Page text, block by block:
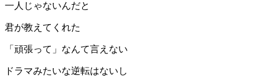
一人じゃないんだと
君が教えてくれた
「頑張って」なんて言えない
ドラマみたいな逆転はないし